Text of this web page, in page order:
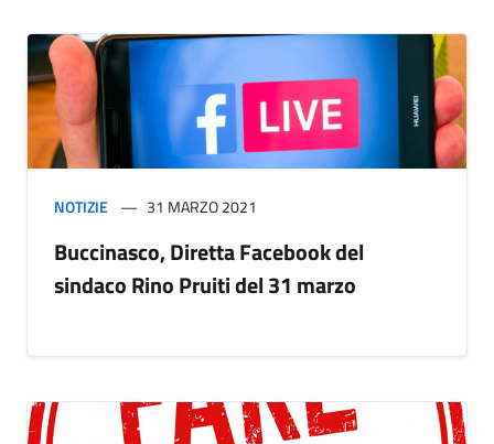
NOTIZIE 31 MARZO 2021
Buccinasco, Diretta Facebook del
sindaco Rino Pruiti del 31 marzo